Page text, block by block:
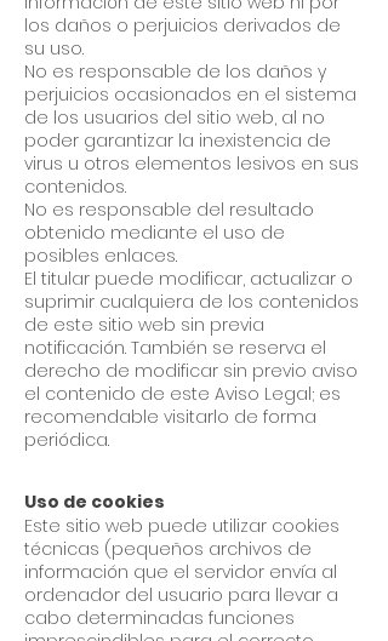
los daños o perjuicios derivados de
su uso.
No es responsable de los daños y
perjuicios ocasionados en el sistema
de los usuarios del sitio web, al no
poder garantizar la inexistencia de
virus u otros elementos lesivos en sus
contenidos.
No es responsable del resultado
obtenido mediante el uso de
posibles enlaces.
El titular puede modificar, actualizar o
suprimir cualquiera de los contenidos
de este sitio web sin previa
notificación. También se reserva el
derecho de modificar sin previo aviso
el contenido de este Aviso Legal; es
recomendable visitarlo de forma
periódica.
Uso de cookies
Este sitio web puede utilizar cookies
técnicas (pequeños archivos de
información que el servidor envía al
ordenador del usuario para llevar a
cabo determinadas funciones